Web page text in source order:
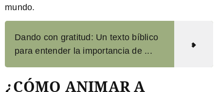
mundo.
Dando con gratitud: Un texto bíblico
para entender la importancia de ...
¿CÓMO ANIMAR A